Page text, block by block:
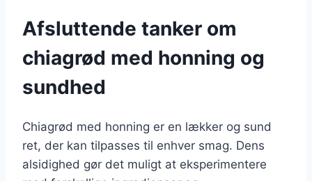
Afsluttende tanker om
chiagrød med honning og
sundhed
Chiagrød med honning er en lækker og sund
ret, der kan tilpasses til enhver smag. Dens
alsidighed gør det muligt at eksperimentere